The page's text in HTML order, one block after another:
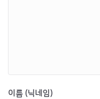
이름 (닉네임)